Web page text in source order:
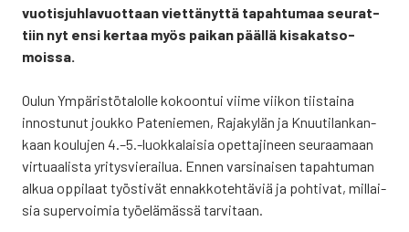
vuo­tis­juh­la­vuot­taan viet­tä­nyt­tä tapah­tu­maa seu­rat­
tiin nyt ensi ker­taa myös pai­kan pääl­lä kisa­kat­so­
mois­sa.
Oulun Ympä­ris­tö­ta­lol­le kokoon­tui vii­me vii­kon tiis­tai­na
innos­tu­nut jouk­ko Pate­nie­men, Raja­ky­län ja Knuu­ti­lan­kan­
kaan kou­lu­jen 4.–5.-luokkalaisia opet­ta­ji­neen seu­raa­maan
vir­tu­aa­lis­ta yri­tys­vie­rai­lua. Ennen var­si­nai­sen tapah­tu­man
alkua oppi­laat työs­ti­vät ennak­ko­teh­tä­viä ja poh­ti­vat, mil­lai­
sia super­voi­mia työ­elä­mäs­sä tar­vi­taan.